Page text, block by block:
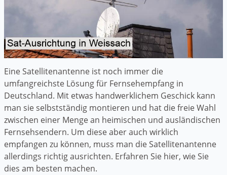
Eine Satellitenantenne ist noch immer die
umfangreichste Lösung für Fernsehempfang in
Deutschland. Mit etwas handwerklichem Geschick kann
man sie selbstständig montieren und hat die freie Wahl
zwischen einer Menge an heimischen und ausländischen
Fernsehsendern. Um diese aber auch wirklich
empfangen zu können, muss man die Satellitenantenne
allerdings richtig ausrichten. Erfahren Sie hier, wie Sie
dies am besten machen.